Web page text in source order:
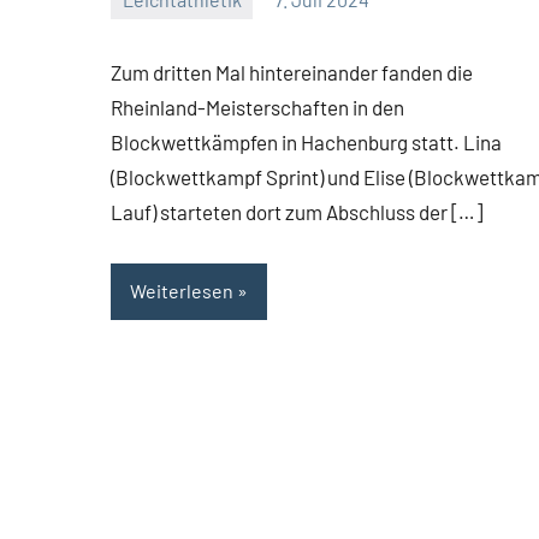
Zum dritten Mal hintereinander fanden die
Rheinland-Meisterschaften in den
Blockwettkämpfen in Hachenburg statt. Lina
(Blockwettkampf Sprint) und Elise
Lauf) starteten dort zum Abschluss der […]
Weiterlesen